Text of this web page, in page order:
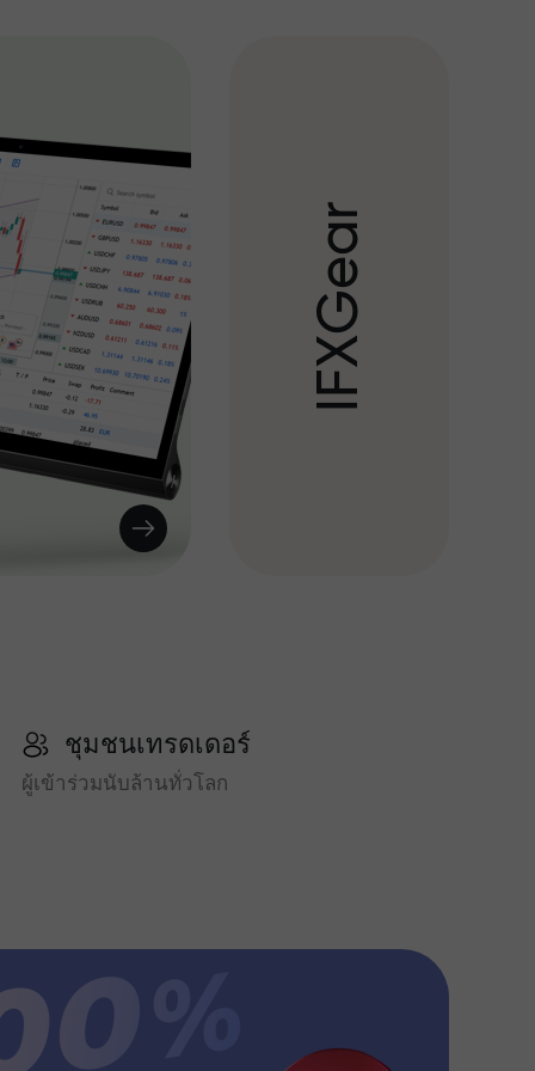
I
F
X
G
e
a
r
ชุมชนเทรดเดอร์
ผู้เข้าร่วมนับล้านทั่วโลก